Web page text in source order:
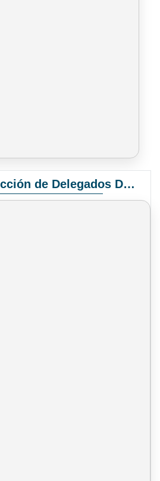
Convocatoria Elección de Delegados Docentes para el XIV Congreso Nacional de Universidades